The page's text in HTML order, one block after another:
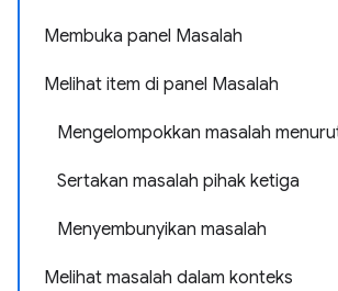
Membuka panel Masalah
Melihat item di panel Masalah
Mengelompokkan masalah
Sertakan masalah pihak ketiga
Menyembunyikan masalah
Melihat masalah dalam konteks